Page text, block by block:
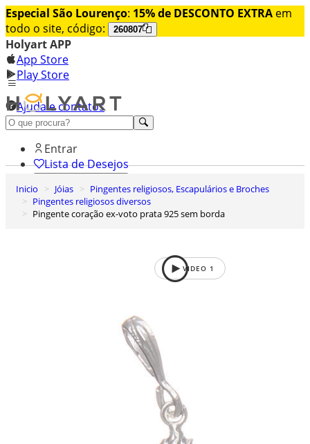
Especial São Lourenço: 15% de DESCONTO EXTRA em
todo o site, código:
260807
Holyart APP
App Store
Play Store
Ajuda e contatos
Conheça premium
Entrar
Lista de Desejos
0
Carrinho de Compras
Inicio Jóias
Pingentes religiosos, Escapulários e Broches
Pingentes religiosos diversos
Pingente coração ex-voto prata 925 sem borda
VIDEO 1